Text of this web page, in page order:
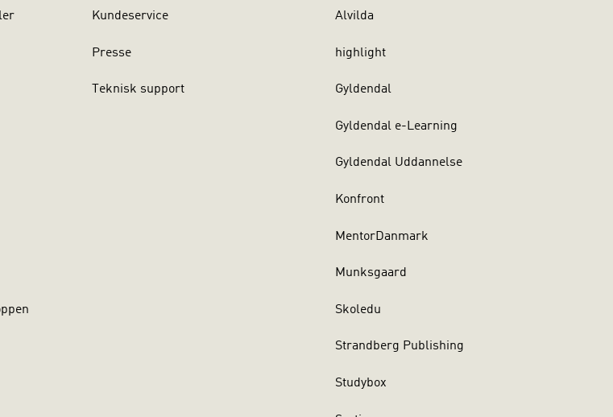
Kundeservice
Presse
Teknisk support
Alvilda
highlight
Gyldendal
Gyldendal e-Learning
Gyldendal Uddannelse
Konfront
MentorDanmark
Munksgaard
Skoledu
Strandberg Publishing
Studybox